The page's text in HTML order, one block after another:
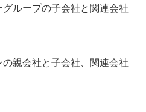
グループの子会社と関連会社
の親会社と子会社、関連会社